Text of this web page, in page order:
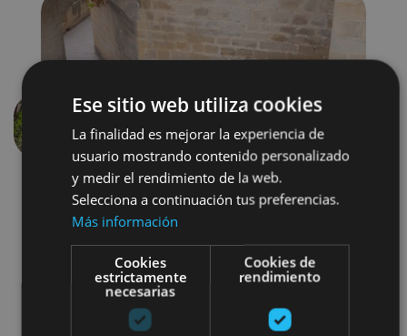
Anterior
Ese sitio web utiliza cookies
La finalidad es mejorar la experiencia de
usuario mostrando contenido personalizado
y medir el rendimiento de la web.
Selecciona a continuación tus preferencias.
Más información
Cookies
estrictamente
necesarias
Cookies de
rendimiento